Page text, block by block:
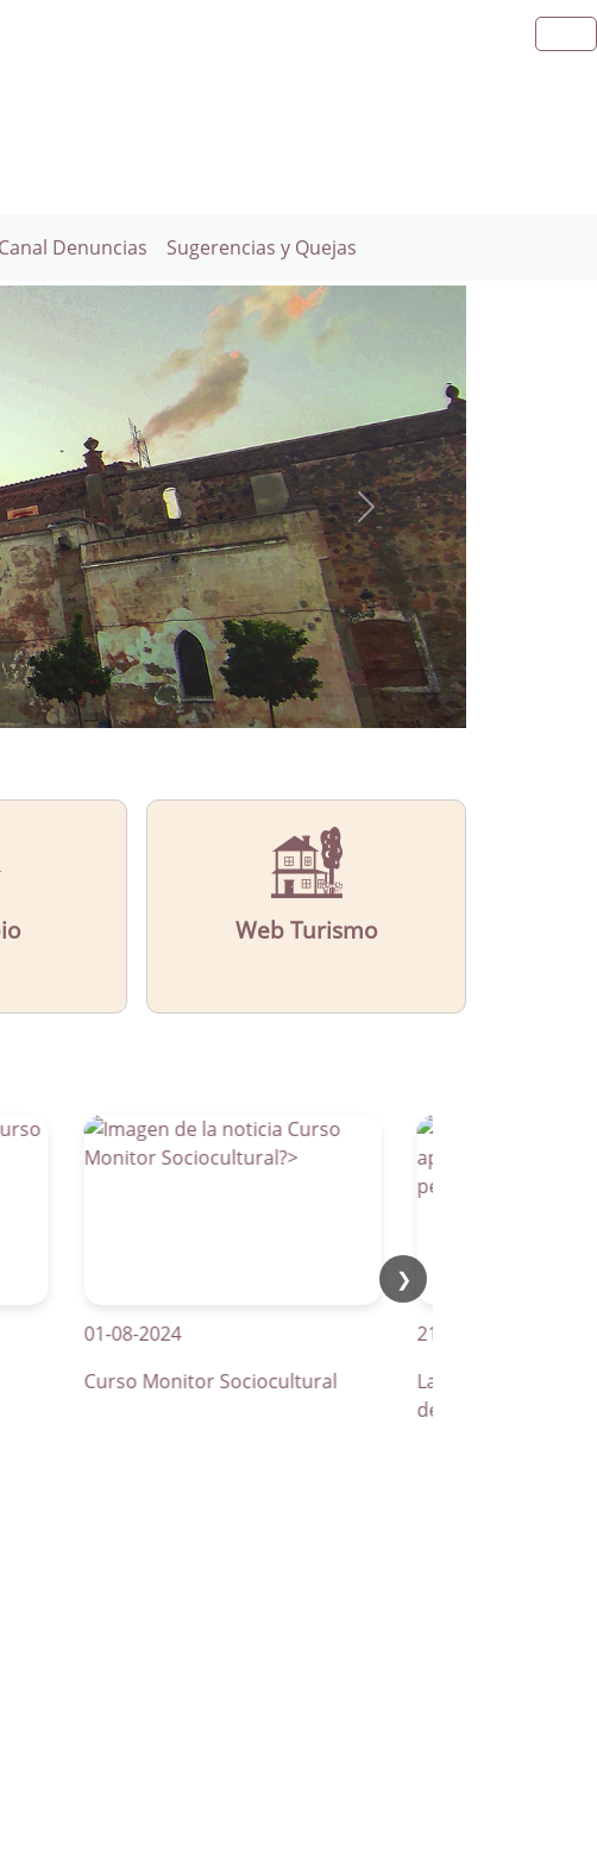
Canal Denuncias Sugerencias y Quejas
Web Turismo
❯
01-08-2024
Curso Monitor Sociocultural
21-04-2026
La Parra apuesta por
de peatones inteligentes